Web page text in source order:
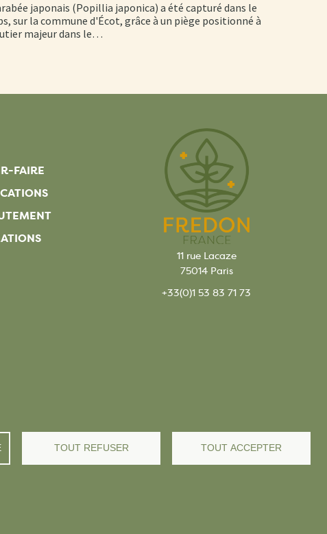
japonais (Popillia japonica) a été capturé dans le
sur la commune d'Écot, grâce à un piège positionné à
majeur dans le…
FAIRE
11 rue Lacaze
75014 Paris
+33(0)1 53 83 71 73
légalesTOUT REFUSER TOUT ACCEPTER